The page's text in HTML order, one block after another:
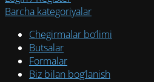
Barcha kategoriyalar
Chegirmalar bo’limi
Butsalar
Formalar
Biz bilan bog’lanish